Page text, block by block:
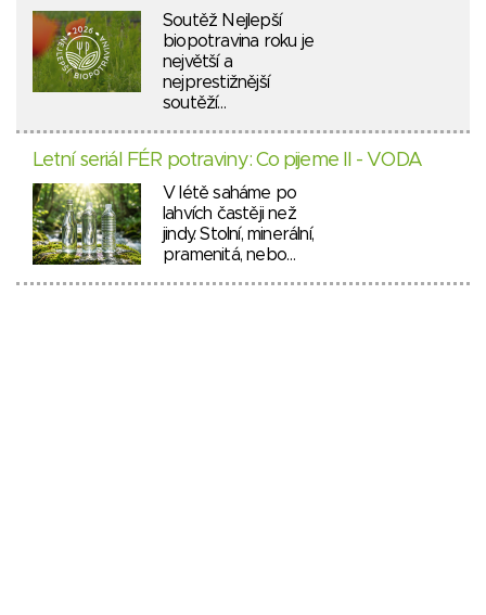
Soutěž Nejlepší
biopotravina roku je
největší a
nejprestižnější
soutěží…
Letní seriál FÉR potraviny: Co pijeme II - VODA
V létě saháme po
lahvích častěji než
jindy. Stolní, minerální,
pramenitá, nebo…